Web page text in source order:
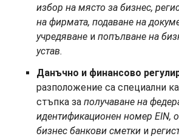
избор на място за бизнес,
на фирмата, подаване на
учредяване и попълване на
устав.
Данъчно и финансово
разположение са специални
стъпка за получаване на
идентификационен номер EIN,
бизнес банкови сметки и